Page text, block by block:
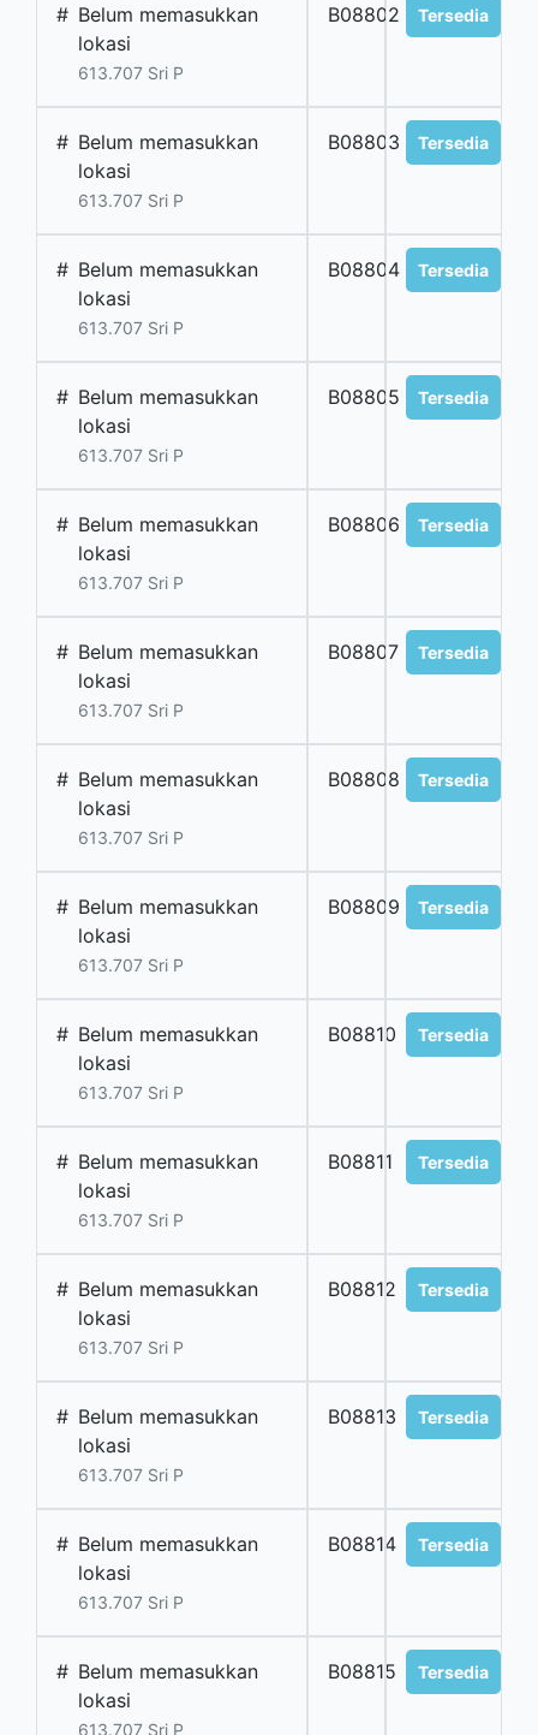
# Belum memasukkan
lokasi
613.707 Sri P
B08802 Tersedia
# Belum memasukkan
lokasi
613.707 Sri P
B08803 Tersedia
# Belum memasukkan
lokasi
613.707 Sri P
B08804 Tersedia
# Belum memasukkan
lokasi
613.707 Sri P
B08805 Tersedia
# Belum memasukkan
lokasi
613.707 Sri P
B08806 Tersedia
# Belum memasukkan
lokasi
613.707 Sri P
B08807 Tersedia
# Belum memasukkan
lokasi
613.707 Sri P
B08808 Tersedia
# Belum memasukkan
lokasi
613.707 Sri P
B08809 Tersedia
# Belum memasukkan
lokasi
613.707 Sri P
B08810 Tersedia
# Belum memasukkan
lokasi
613.707 Sri P
B08811 Tersedia
# Belum memasukkan
lokasi
613.707 Sri P
B08812 Tersedia
# Belum memasukkan
lokasi
613.707 Sri P
B08813 Tersedia
# Belum memasukkan
lokasi
613.707 Sri P
B08814 Tersedia
# Belum memasukkan
lokasi
613.707 Sri P
B08815 Tersedia